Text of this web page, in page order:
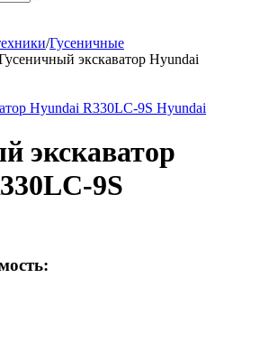
/Гусеничные
экскаватор Hyundai
экскаватор
9S